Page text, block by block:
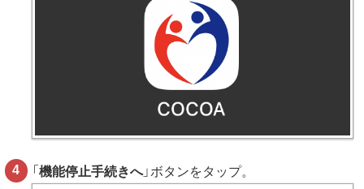
「機能停止手続きへ」ボタンをタップ。